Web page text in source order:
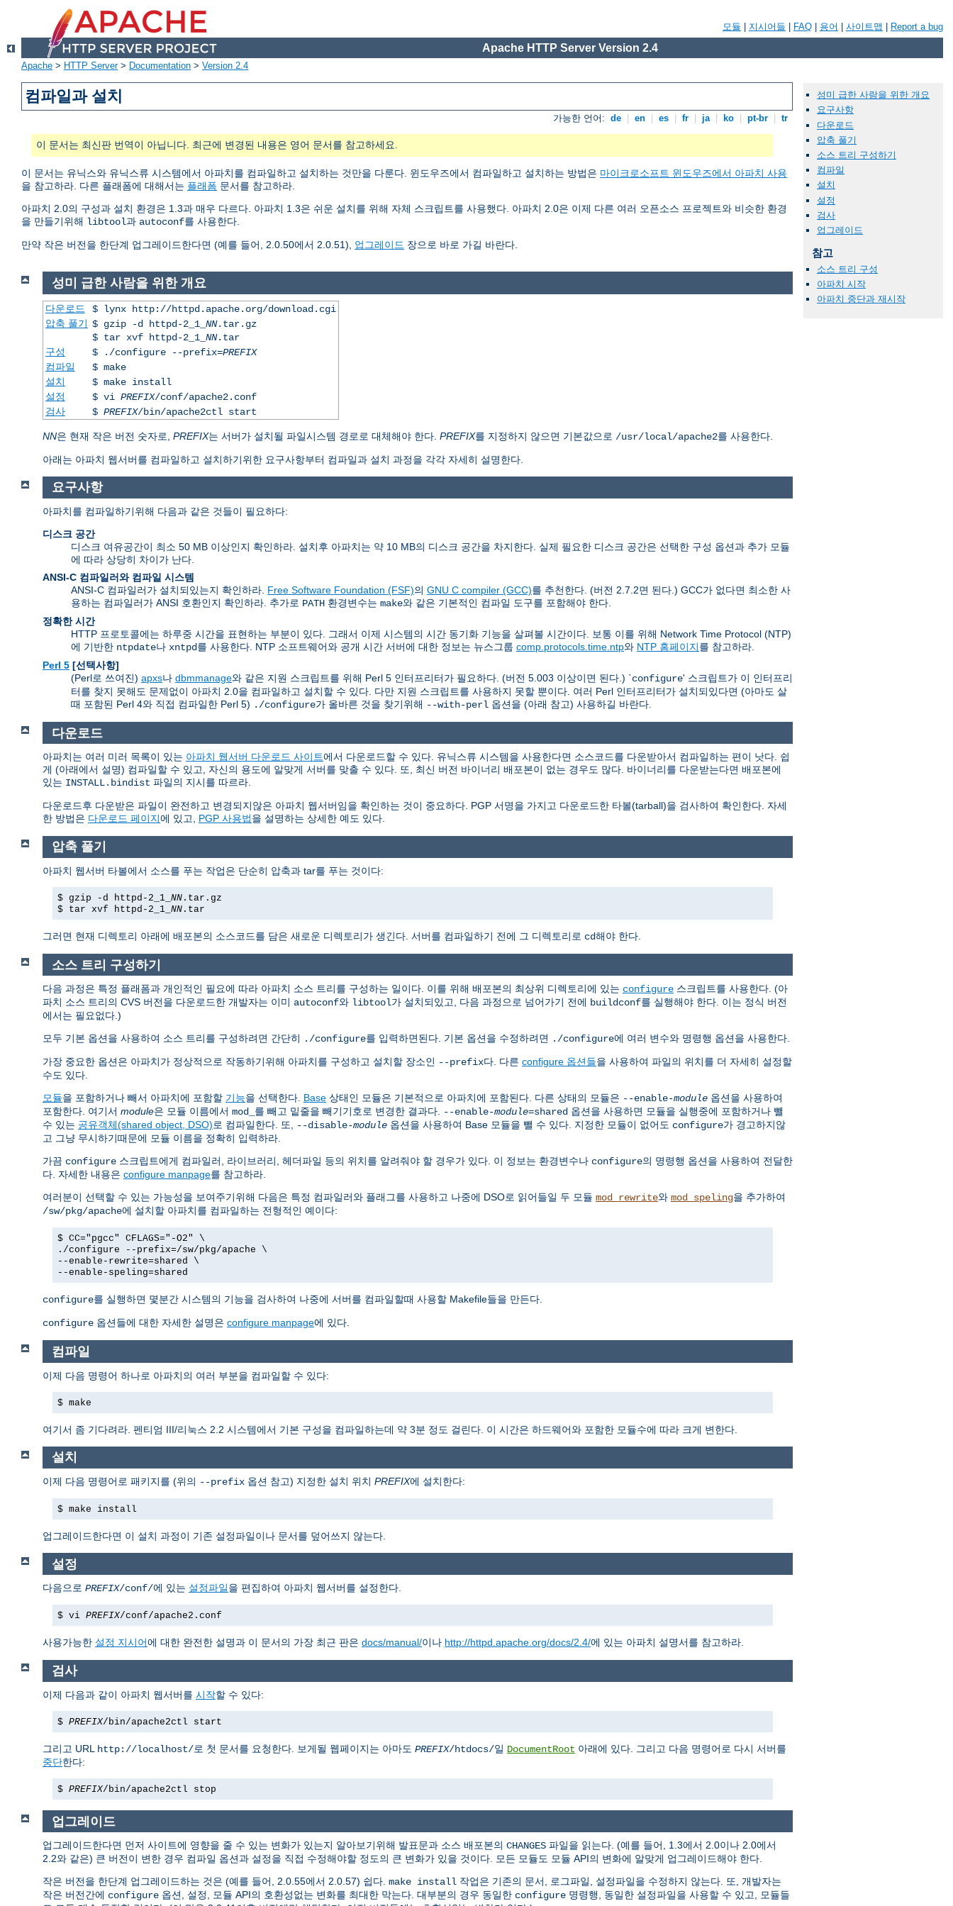
모듈 지시어들 FAQ 용어 사이트맵 Report a bug
Apache HTTP Server Version 2.4
Apache > HTTP Server> Documentation > Version 2.4
컴파일과 설치
가능한 언어: de en es fr ja ko pt-br tr
이 문서는 최신판 번역이 아닙니다. 최근에 변경된 내용은 영어 문서를 참고하세요.
이 문서는 유닉스와 유닉스류 시스템에서 아파치를 컴파일하고 설치하는 것만을 다룬다. 윈도우즈에서 컴파일하고 설치하는 방법은 마이크로소프트 윈도우즈에서 아파치 사용
을 참고하라. 다른 플래폼에 대해서는 플래폼 문서를 참고하라.
아파치 2.0의 구성과 설치 환경은 1.3과 매우 다르다. 아파치 1.3은 쉬운 설치를 위해 자체 스크립트를 사용했다. 아파치 2.0은 이제 다른 여러 오픈소스 프로젝트와 비슷한 환경
을 만들기위해 libtool과 autoconf를 사용한다.
만약 작은 버전을 한단계 업그레이드한다면 (예를 들어, 2.0.50에서 2.0.51), 업그레이드 장으로 바로 가길 바란다.
성미 급한 사람을 위한 개요
다운로드
$ lynx http://httpd.apache.org/download.cgi
압축 풀기 $ gzip -d httpd-2_1_ NN.tar.gz
$ tar xvf httpd-2_1_ NN.tar
구성
$ ./configure --prefix=PREFIX
컴파일
$ make
설치
$ make install
설정
$ vi PREFIX/conf/apache2.conf
검사
$ PREFIX/bin/apache2ctl start
NN은 현재 작은 버전 숫자로, PREFIX는 서버가 설치될 파일시스템 경로로 대체해야 한다. PREFIX를 지정하지 않으면 기본값으로 /usr/local/apache2를 사용한다.
아래는 아파치 웹서버를 컴파일하고 설치하기위한 요구사항부터 컴파일과 설치 과정을 각각 자세히 설명한다.
요구사항
아파치를 컴파일하기위해 다음과 같은 것들이 필요하다:
디스크 공간
디스크 여유공간이 최소 50 MB 이상인지 확인하라. 설치후 아파치는 약 10 MB의 디스크 공간을 차지한다. 실제 필요한 디스크 공간은 선택한 구성 옵션과 추가 모듈
에 따라 상당히 차이가 난다.
ANSI-C 컴파일러와 컴파일 시스템
ANSI-C 컴파일러가 설치되있는지 확인하라. Free Software Foundation (FSF)의 GNU C compiler (GCC)를 추천한다. (버전 2.7.2면 된다.) GCC가 없다면 최소한 사
용하는 컴파일러가 ANSI 호환인지 확인하라. 추가로 PATH 환경변수는 make와 같은 기본적인 컴파일 도구를 포함해야 한다.
정확한 시간
HTTP 프로토콜에는 하루중 시간을 표현하는 부분이 있다. 그래서 이제 시스템의 시간 동기화 기능을 살펴볼 시간이다. 보통 이를 위해 Network Time Protocol (NTP)
에 기반한 ntpdate나 xntpd를 사용한다. NTP 소프트웨어와 공개 시간 서버에 대한 정보는 뉴스그룹 comp.protocols.time.ntp와 NTP 홈페이지를 참고하라.
Perl 5 [선택사항]
(Perl로 쓰여진) apxs나 dbmmanage와 같은 지원 스크립트를 위해 Perl 5 인터프리터가 필요하다. (버전 5.003 이상이면 된다.) `configure' 스크립트가 이 인터프리
터를 찾지 못해도 문제없이 아파치 2.0을 컴파일하고 설치할 수 있다. 다만 지원 스크립트를 사용하지 못할 뿐이다. 여러 Perl 인터프리터가 설치되있다면 (아마도 살
때 포함된 Perl 4와 직접 컴파일한 Perl 5) ./configure가 올바른 것을 찾기위해 --with-perl 옵션을 (아래 참고) 사용하길 바란다.
다운로드
아파치는 여러 미러 목록이 있는 아파치 웹서버 다운로드 사이트에서 다운로드할 수 있다. 유닉스류 시스템을 사용한다면 소스코드를 다운받아서 컴파일하는 편이 낫다. 쉽
게 (아래에서 설명) 컴파일할 수 있고, 자신의 용도에 알맞게 서버를 맞출 수 있다. 또, 최신 버전 바이너리 배포본이 없는 경우도 많다. 바이너리를 다운받는다면 배포본에
있는 INSTALL.bindist 파일의 지시를 따르라.
다운로드후 다운받은 파일이 완전하고 변경되지않은 아파치 웹서버임을 확인하는 것이 중요하다. PGP 서명을 가지고 다운로드한 타볼(tarball)을 검사하여 확인한다. 자세
한 방법은 다운로드 페이지에 있고, PGP 사용법을 설명하는 상세한 예도 있다.
압축 풀기
아파치 웹서버 타볼에서 소스를 푸는 작업은 단순히 압축과 tar를 푸는 것이다:
$ gzip -d httpd-2_1_ NN .tar.gz
$ tar xvf httpd-2_1_ NN .tar
그러면 현재 디렉토리 아래에 배포본의 소스코드를 담은 새로운 디렉토리가 생긴다. 서버를 컴파일하기 전에 그 디렉토리로 cd해야 한다.
소스 트리 구성하기
다음 과정은 특정 플래폼과 개인적인 필요에 따라 아파치 소스 트리를 구성하는 일이다. 이를 위해 배포본의 최상위 디렉토리에 있는 configure 스크립트를 사용한다. (아
파치 소스 트리의 CVS 버전을 다운로드한 개발자는 이미 autoconf와 libtool가 설치되있고, 다음 과정으로 넘어가기 전에 buildconf를 실행해야 한다. 이는 정식 버전
에서는 필요없다.)
모두 기본 옵션을 사용하여 소스 트리를 구성하려면 간단히 ./configure를 입력하면된다. 기본 옵션을 수정하려면 ./configure에 여러 변수와 명령행 옵션을 사용한다.
가장 중요한 옵션은 아파치가 정상적으로 작동하기위해 아파치를 구성하고 설치할 장소인 --prefix다. 다른 configure 옵션들을 사용하여 파일의 위치를 더 자세히 설정할
수도 있다.
모듈을 포함하거나 빼서 아파치에 포함할 기능을 선택한다. Base 상태인 모듈은 기본적으로 아파치에 포함된다. 다른 상태의 모듈은 --enable-module 옵션을 사용하여
포함한다. 여기서 module은 모듈 이름에서 mod_ 를 빼고 밑줄을 빼기기호로 변경한 결과다. --enable-module=shared 옵션을 사용하면 모듈을 실행중에 포함하거나 뺄
수 있는 공유객체(shared object, DSO)로 컴파일한다. 또, --disable-module 옵션을 사용하여 Base 모듈을 뺄 수 있다. 지정한 모듈이 없어도 configure가 경고하지않
고 그냥 무시하기때문에 모듈 이름을 정확히 입력하라.
가끔 configure 스크립트에게 컴파일러, 라이브러리, 헤더파일 등의 위치를 알려줘야 할 경우가 있다. 이 정보는 환경변수나 configure의 명령행 옵션을 사용하여 전달한
다. 자세한 내용은 configure manpage를 참고하라.
여러분이 선택할 수 있는 가능성을 보여주기위해 다음은 특정 컴파일러와 플래그를 사용하고 나중에 DSO로 읽어들일 두 모듈 mod_rewrite와 mod_speling을 추가하여
/sw/pkg/apache에 설치할 아파치를 컴파일하는 전형적인 예이다:
$ CC="pgcc" CFLAGS="-O2" \
./configure --prefix=/sw/pkg/apache \
--enable-rewrite=shared \
--enable-speling=shared
configure를 실행하면 몇분간 시스템의 기능을 검사하여 나중에 서버를 컴파일할때 사용할 Makefile들을 만든다.
configure 옵션들에 대한 자세한 설명은 configure manpage에 있다.
컴파일
이제 다음 명령어 하나로 아파치의 여러 부분을 컴파일할 수 있다:
$ make
여기서 좀 기다려라. 펜티엄 III/리눅스 2.2 시스템에서 기본 구성을 컴파일하는데 약 3분 정도 걸린다. 이 시간은 하드웨어와 포함한 모듈수에 따라 크게 변한다.
설치
이제 다음 명령어로 패키지를 (위의 --prefix 옵션 참고) 지정한 설치 위치 PREFIX에 설치한다:
$ make install
업그레이드한다면 이 설치 과정이 기존 설정파일이나 문서를 덮어쓰지 않는다.
설정
다음으로 PREFIX/conf/에 있는 설정파일을 편집하여 아파치 웹서버를 설정한다.
$ vi PREFIX/conf/apache2.conf
사용가능한 설정 지시어에 대한 완전한 설명과 이 문서의 가장 최근 판은 docs/manual/이나 http://httpd.apache.org/docs/2.4/에 있는 아파치 설명서를 참고하라.
검사
이제 다음과 같이 아파치 웹서버를 시작할 수 있다:
$ PREFIX/bin/apache2ctl start
그리고 URL http://localhost/로 첫 문서를 요청한다. 보게될 웹페이지는 아마도 PREFIX/htdocs/일 DocumentRoot 아래에 있다. 그리고 다음 명령어로 다시 서버를
중단한다:
$ PREFIX/bin/apache2ctl stop
업그레이드
업그레이드한다면 먼저 사이트에 영향을 줄 수 있는 변화가 있는지 알아보기위해 발표문과 소스 배포본의 CHANGES 파일을 읽는다. (예를 들어, 1.3에서 2.0이나 2.0에서
2.2와 같은) 큰 버전이 변한 경우 컴파일 옵션과 설정을 직접 수정해야할 정도의 큰 변화가 있을 것이다. 모든 모듈도 모듈 API의 변화에 알맞게 업그레이드해야 한다.
작은 버전을 한단계 업그레이드하는 것은 (예를 들어, 2.0.55에서 2.0.57) 쉽다. make install 작업은 기존의 문서, 로그파일, 설정파일을 수정하지 않는다. 또, 개발자는
작은 버전간에 configure 옵션, 설정, 모듈 API의 호환성없는 변화를 최대한 막는다. 대부분의 경우 동일한 configure 명령행, 동일한 설정파일을 사용할 수 있고, 모듈들
성미 급한 사람을 위한 개요
요구사항
다운로드
압축 풀기
소스 트리 구성하기
컴파일
설치
설정
검사
업그레이드
참고
소스 트리 구성
아파치 시작
아파치 중단과 재시작